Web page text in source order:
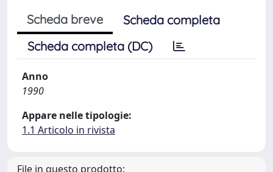
Scheda breve
Scheda completa
Scheda completa (DC)
Anno
1990
Appare nelle tipologie:
1.1 Articolo in rivista
File in questo prodotto: